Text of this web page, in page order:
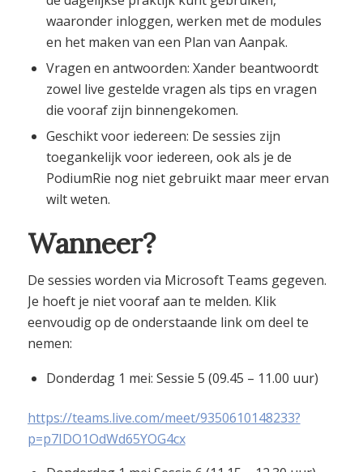
waaronder inloggen, werken met de modules
en het maken van een Plan van Aanpak.
Vragen en antwoorden: Xander beantwoordt
zowel live gestelde vragen als tips en vragen
die vooraf zijn binnengekomen.
Geschikt voor iedereen: De sessies zijn
toegankelijk voor iedereen, ook als je de
PodiumRie nog niet gebruikt maar meer ervan
wilt weten.
Wanneer?
De sessies worden via Microsoft Teams gegeven.
Je hoeft je niet vooraf aan te melden. Klik
eenvoudig op de onderstaande link om deel te
nemen:
Donderdag 1 mei: Sessie 5 (09.45 – 11.00 uur)
https://teams.live.com/meet/9350610148233?
p=p7IDO1OdWd65YOG4cx